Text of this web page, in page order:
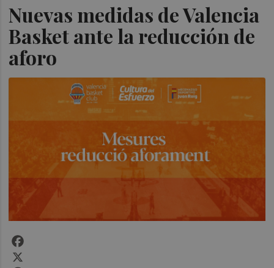
Nuevas medidas de Valencia
Basket ante la reducción de
aforo